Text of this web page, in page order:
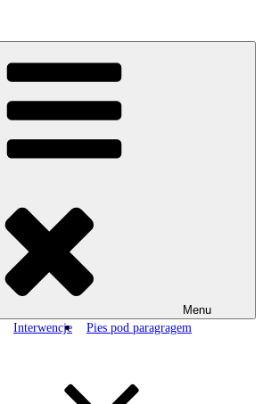
Menu
Interwencje Pies pod paragragem